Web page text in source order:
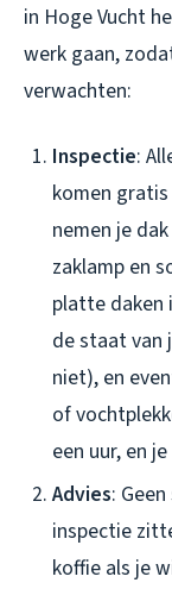
in Hoge Vucht
werk gaan,
verwachten:
Inspectie:
komen
nemen je
zaklamp en
platte daken
de staat van
niet), en
of
een uur, en
Advies:
inspectie
koffie als je